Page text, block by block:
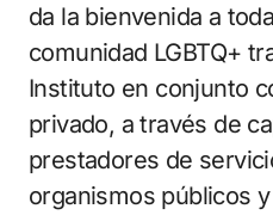
da la bienvenida a
comunidad LGBTQ+
Instituto en conjunto
privado, a través de
prestadores de
organismos públicos